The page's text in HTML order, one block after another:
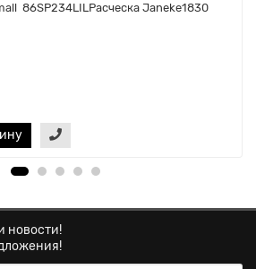
86SP234LILРасческа Janeke1830
новости!